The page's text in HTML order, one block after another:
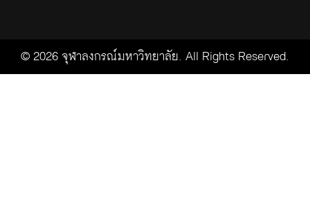
© 2026 จุฬาลงกรณ์มหาวิทยาลัย. All Rights Reserved.